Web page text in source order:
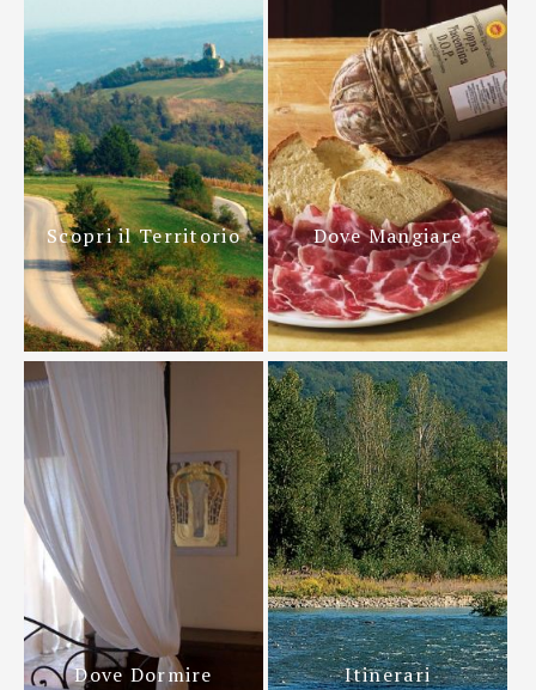
Scopri il Territorio Dove Mangiare
Dove Dormire Itinerari